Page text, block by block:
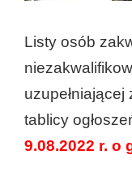
Listy osób
tablicy
9.08.2022 r. o